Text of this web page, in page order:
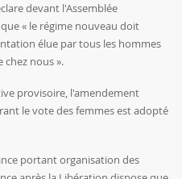
devant l'Assemblée
« le régime nouveau doit
élue par tous les hommes
chez nous ».
provisoire, l'amendement
le vote des femmes est adopté
portant organisation des